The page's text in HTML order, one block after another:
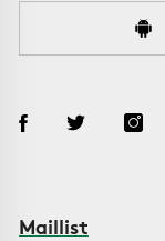
Maillist